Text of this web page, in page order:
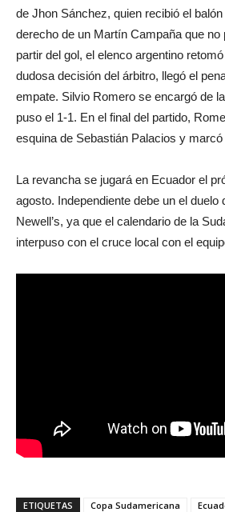
de Jhon Sánchez, quien recibió el
derecho de un Martín Campaña que no
partir del gol, el elenco argentino
dudosa decisión del árbitro, llegó el
empate. Silvio Romero se encargó de
puso el 1-1. En el final del partido,
esquina de Sebastián Palacios y
La revancha se jugará en Ecuador el
agosto. Independiente debe un el duelo
Newell’s, ya que el calendario de la
interpuso con el cruce local con el
ETIQUETAS Copa Sudamericana